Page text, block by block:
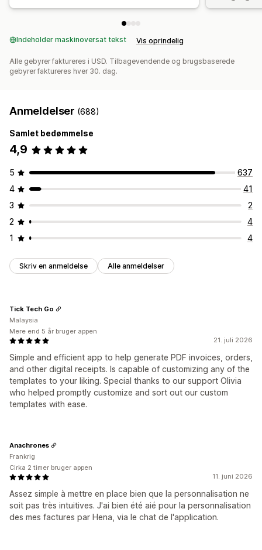
Indeholder maskinoversat tekst Vis oprindelig
Alle gebyrer faktureres i USD. Tilbagevendende og brugsbaserede
gebyrer faktureres hver 30. dag.
Anmeldelser (688)
Samlet bedømmelse
4,9
5
637
4
41
3
2
2
4
1
4
Skriv en anmeldelse Alle anmeldelser
21. juli 2026
Simple and efficient app to help generate PDF invoices, orders,
and other digital receipts. Is capable of customizing any of the
templates to your liking. Special thanks to our support Olivia
who helped promptly customize and sort out our custom
templates with ease.
Tick Tech Go
Malaysia
Mere end 5 år bruger appen
11. juni 2026
Assez simple à mettre en place bien que la personnalisation ne
soit pas très intuitives. J'ai bien été aié pour la personnalisation
des mes factures par Hena, via le chat de l'application.
Anachrones
Frankrig
Cirka 2 timer bruger appen